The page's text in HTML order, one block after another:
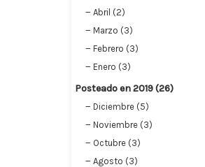
Abril (2)
Marzo (3)
Febrero (3)
Enero (3)
Posteado en 2019 (26)
Diciembre (5)
Noviembre (3)
Octubre (3)
Agosto (3)